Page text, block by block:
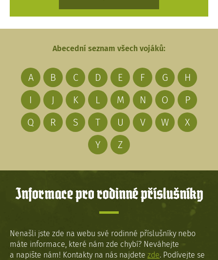
Abecední seznam všech vojáků:
A B C D E F G
H
I
J K L M N O
P
Q
R S T U V W
X
Y
Z
Informace pro rodinné příslušníky
Nenašli jste zde na webu své rodinné příslušníky nebo
máte informace, které nám zde chybí? Neváhejte
a napište nám! Kontakty na nás najdete zde. Podívejte se